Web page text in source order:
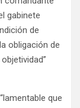
gabinete
de
obligación de
que